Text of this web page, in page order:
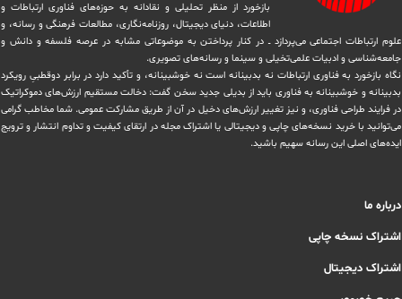
بازخورد از منظر تحلیلی و نقادانه به حوزه‌های فناوری ارتباطات و
اطلاعات، دنیای دیجیتال، روزنامه‌نگاری، ‏مطالعات فرهنگی و رسانه، و
علوم ارتباطات اجتماعی می‌پردازد ــ در کنار پرداختن به موضوعاتی مشابه در عرصه فلسفه و دانش و
‏جامعه‌شناسی و ادبیات علمی‌تخیلی و سینما و رسانه‌های تصویری.
نگاه بازخورد به فناوری ارتباطات نه بدبینانه است نه خوشبینانه، و تأکید دارد ‏در برابر دوقطبیِ رویکرد
بدبینانه و خوشبینانه به فناوری باید از بدیلی جدید سخن گفت: دخالت مستقیم ارزش‌های دموکراتیک
در ‏فرایند طراحی فناوری، و نیز تغییر ارزش‌های دخيل در آن از طریق مشاركت عمومی. شما مخاطب گرامی
می‌توانید با خرید نسخه‌های چاپی و دیجیتالی یا ‏اشتراک مجله در ارتقای کیفیت و تداوم انتشار و ترویج
ایده‌های اصلی این رسانه سهیم باشید.
درباره ما
اشتراک نسخه چاپی
اشتراک دیجیتال